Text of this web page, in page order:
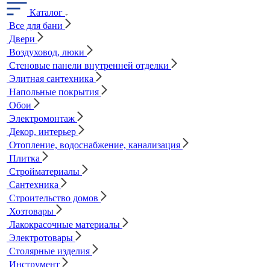
Каталог
Все для бани
Двери
Воздуховод, люки
Стеновые панели внутренней отделки
Элитная сантехника
Напольные покрытия
Обои
Электромонтаж
Декор, интерьер
Отопление, водоснабжение, канализация
Плитка
Стройматериалы
Сантехника
Строительство домов
Хозтовары
Лакокрасочные материалы
Электротовары
Столярные изделия
Инструмент